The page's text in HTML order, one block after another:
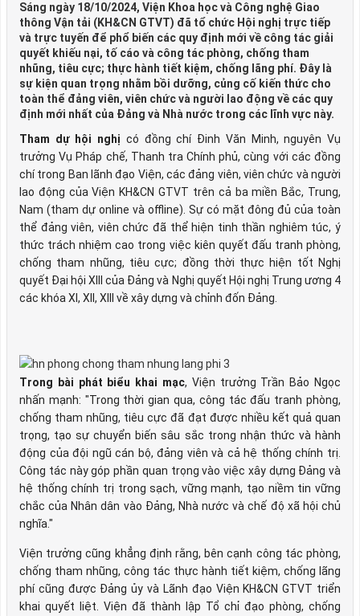
Sáng ngày 18/10/2024, Viện Khoa học và Công nghệ Giao
thông Vận tải (KH&CN GTVT) đã tổ chức Hội nghị trực tiếp
và trực tuyến để phổ biến các quy định mới về công tác giải
quyết khiếu nại, tố cáo và công tác phòng, chống tham
nhũng, tiêu cực; thực hành tiết kiệm, chống lãng phí. Đây là
sự kiện quan trọng nhằm bồi dưỡng, củng cố kiến thức cho
toàn thể đảng viên, viên chức và người lao động về các quy
định mới nhất của Đảng và Nhà nước trong các lĩnh vực này.
Tham dự hội nghị có đồng chí Đinh Văn Minh, nguyên Vụ
trưởng Vụ Pháp chế, Thanh tra Chính phủ, cùng với các đồng
chí trong Ban lãnh đạo Viện, các đảng viên, viên chức và người
lao động của Viện KH&CN GTVT trên cả ba miền Bắc, Trung,
Nam (tham dự online và offline). Sự có mặt đông đủ của toàn
thể đảng viên, viên chức đã thể hiện tinh thần nghiêm túc, ý
thức trách nhiệm cao trong việc kiên quyết đấu tranh phòng,
chống tham nhũng, tiêu cực; đồng thời thực hiện tốt Nghị
quyết Đại hội XIII của Đảng và Nghị quyết Hội nghị Trung ương 4
các khóa XI, XII, XIII về xây dựng và chỉnh đốn Đảng.
Trong bài phát biểu khai mạc, Viện trưởng Trần Bảo Ngọc
nhấn mạnh: "Trong thời gian qua, công tác đấu tranh phòng,
chống tham nhũng, tiêu cực đã đạt được nhiều kết quả quan
trọng, tạo sự chuyển biến sâu sắc trong nhận thức và hành
động của đội ngũ cán bộ, đảng viên và cả hệ thống chính trị.
Công tác này góp phần quan trọng vào việc xây dựng Đảng và
hệ thống chính trị trong sạch, vững mạnh, tạo niềm tin vững
chắc của Nhân dân vào Đảng, Nhà nước và chế độ xã hội chủ
nghĩa."
Viện trưởng cũng khẳng định rằng, bên cạnh công tác phòng,
chống tham nhũng, công tác thực hành tiết kiệm, chống lãng
phí cũng được Đảng ủy và Lãnh đạo Viện KH&CN GTVT triển
khai quyết liệt. Viện đã thành lập Tổ chỉ đạo phòng, chống